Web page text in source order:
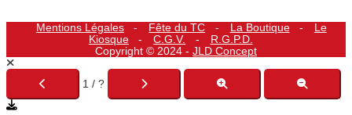
Mentions Légales Fête du TC La Boutique
Le
Kiosque
C.G.V.
R.G.P.D.
Copyright © 2024 - JLD Concept
1 / ?